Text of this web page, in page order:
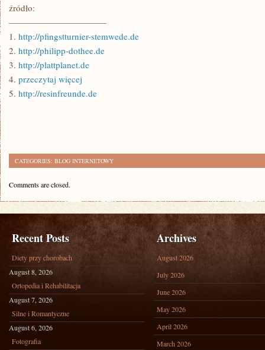
źródło:
———————————
1. http://pfingstturnier-stemwede.de
2. http://philipp-dothee.de
3. http://plattplanet.de
4. przeczytaj więcej
5. http://resinfreunde.de
CATEGORIES: BLOG INTERNETOWY
Comments are closed.
Recent Posts
Diety przy chorobach
August 8, 2026
Ortopedia i Rehabilitacja
August 7, 2026
Silne i Romantyczne
August 6, 2026
Fotografia
Archives
August 2026
July 2026
June 2026
May 2026
April 2026
March 2026